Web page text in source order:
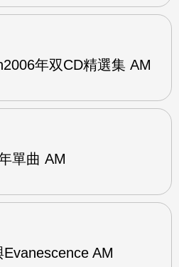
年双CD精選集 AM
單曲 AM
AM